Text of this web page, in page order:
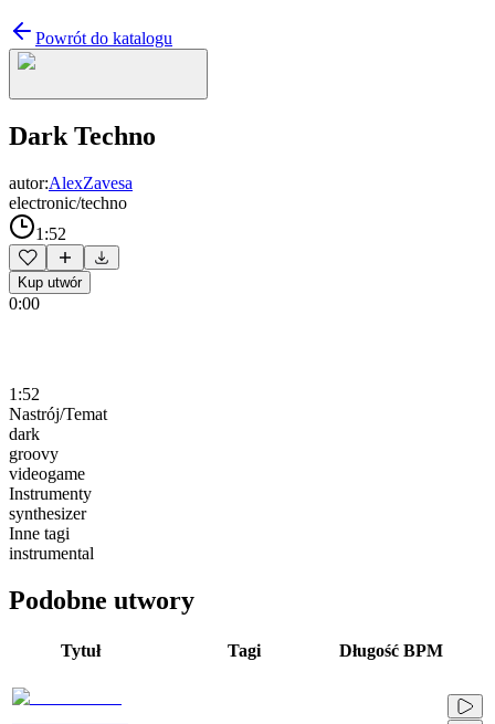
Powrót do katalogu
Dark Techno
autor:AlexZavesa
electronic/techno
1:52
Kup utwór
0:00
1:52
Nastrój/Temat
dark
groovy
videogame
Instrumenty
synthesizer
Inne tagi
instrumental
Podobne utwory
Tytuł Tagi Długość BPM